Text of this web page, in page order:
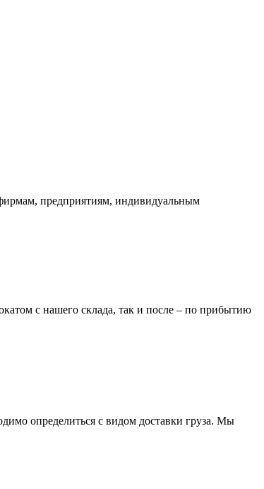
предприятиям, индивидуальным
с нашего склада, так и после – по прибытию
определиться с видом доставки груза. Мы